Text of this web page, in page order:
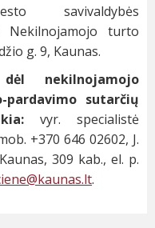
savivaldybės
Nekilnojamojo turto
g. 9, Kaunas.
nekilnojamojo
sutarčių
vyr. specialistė
+370 646 02602, J.
309 kab., el. p.
kaunas.lt.